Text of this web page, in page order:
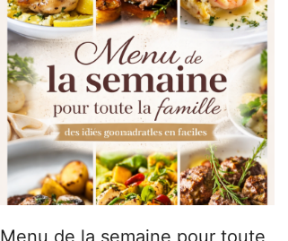
Menu de la semaine pour toute